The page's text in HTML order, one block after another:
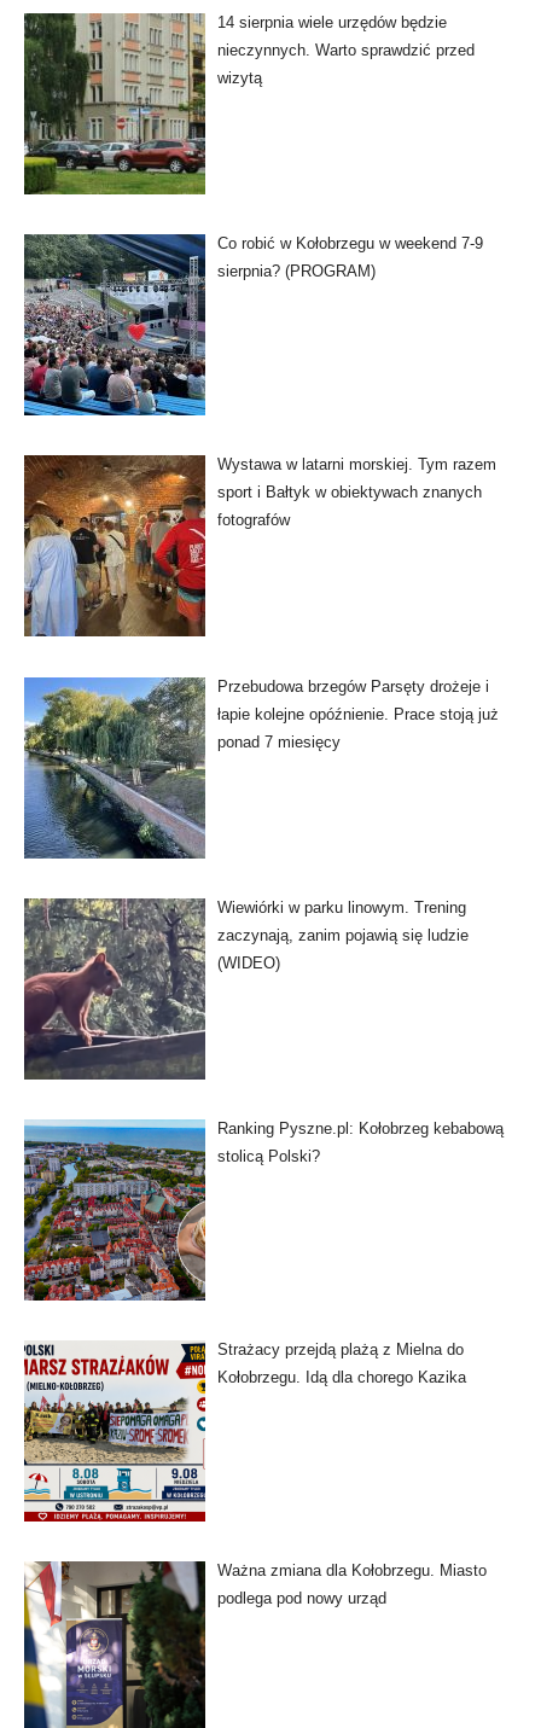
14 sierpnia wiele urzędów będzie
nieczynnych. Warto sprawdzić przed
wizytą
Co robić w Kołobrzegu w weekend 7-9
sierpnia? (PROGRAM)
Wystawa w latarni morskiej. Tym razem
sport i Bałtyk w obiektywach znanych
fotografów
Przebudowa brzegów Parsęty drożeje i
łapie kolejne opóźnienie. Prace stoją już
ponad 7 miesięcy
Wiewiórki w parku linowym. Trening
zaczynają, zanim pojawią się ludzie
(WIDEO)
Ranking Pyszne.pl: Kołobrzeg kebabową
stolicą Polski?
Strażacy przejdą plażą z Mielna do
Kołobrzegu. Idą dla chorego Kazika
Ważna zmiana dla Kołobrzegu. Miasto
podlega pod nowy urząd